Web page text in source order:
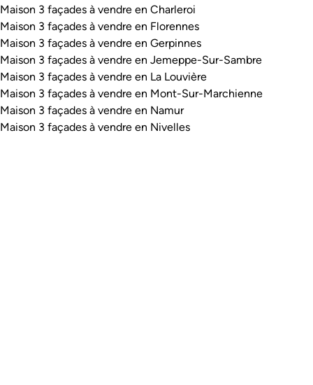
Maison 3 façades à vendre en Charleroi
Maison 3 façades à vendre en Florennes
Maison 3 façades à vendre en Gerpinnes
Maison 3 façades à vendre en Jemeppe-Sur-Sambre
Maison 3 façades à vendre en La Louvière
Maison 3 façades à vendre en Mont-Sur-Marchienne
Maison 3 façades à vendre en Namur
Maison 3 façades à vendre en Nivelles